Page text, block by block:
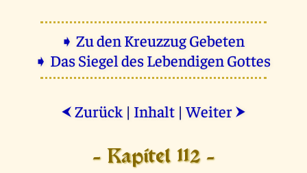
➧ Zu den Kreuzzug Gebeten
➧ Das Siegel des Lebendigen Gottes
⮜ Zurück | Inhalt |Weiter ⮞
- Kapitel 112 -